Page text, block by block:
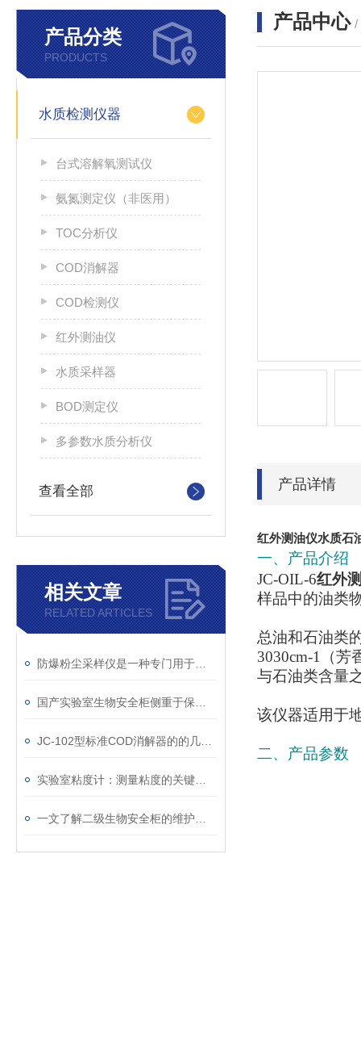
产品分类
PRODUCTS
水质检测仪器
台式溶解氧测试仪
氨氮测定仪（非医用）
TOC分析仪
COD消解器
COD检测仪
红外测油仪
水质采样器
BOD测定仪
多参数水质分析仪
查看全部
相关文章
RELATED ARTICLES
产品中心 /
产品详情
红外测油仪水质石
一、产品介绍
JC-OIL-6红外
样品中的油类
总油和石油类
3030cm-1（芳
与石油类含量
该仪器适用于
二、产品参数